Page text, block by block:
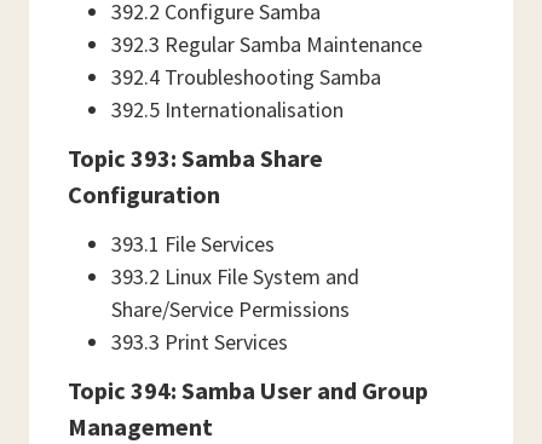
392.2 Configure Samba
392.3 Regular Samba Maintenance
392.4 Troubleshooting Samba
392.5 Internationalisation
Topic 393: Samba Share
Configuration
393.1 File Services
393.2 Linux File System and
Share/Service Permissions
393.3 Print Services
Topic 394: Samba User and Group
Management